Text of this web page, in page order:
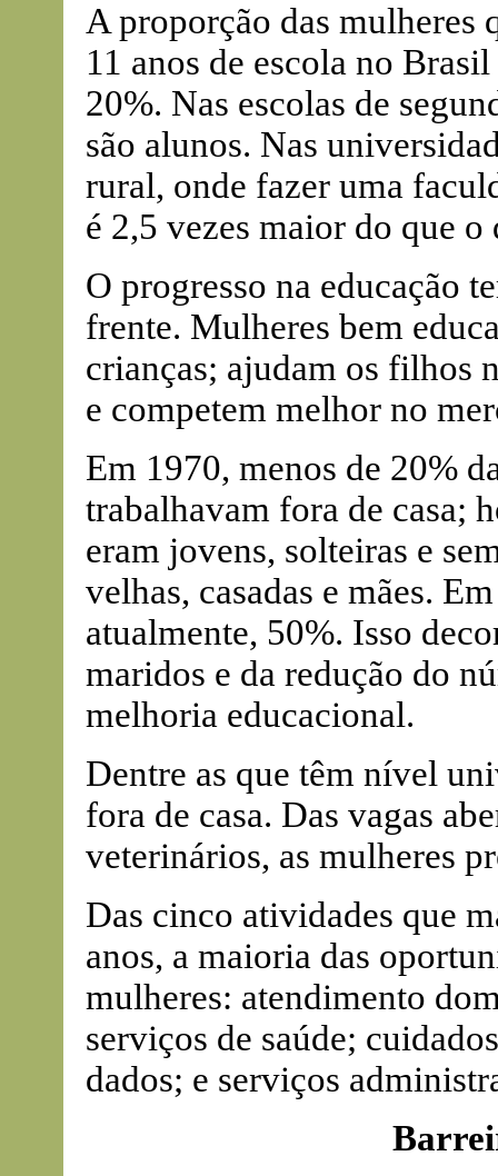
A proporção das mulheres
11 anos de escola no
20%. Nas escolas de
são alunos. Nas
rural, onde fazer uma
é 2,5 vezes maior do que o
O progresso na educação
frente. Mulheres bem
crianças; ajudam os filhos
e competem melhor no
Em 1970, menos de 20%
trabalhavam fora de casa;
eram jovens, solteiras e
velhas, casadas e mães.
atualmente, 50%. Isso
maridos e da redução do
melhoria educacional.
Dentre as que têm nível
fora de casa. Das vagas
veterinários, as mulheres
Das cinco atividades que
anos, a maioria das
mulheres: atendimento
serviços de saúde;
dados; e serviços